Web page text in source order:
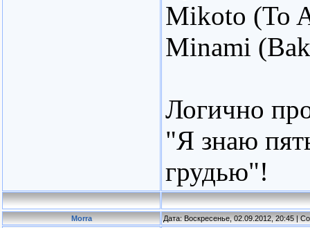
Mikoto (To
Minami
Логично
"Я знаю
грудью"!
Morra Дата: Воскресенье, 02.09.2012, 20:45 |